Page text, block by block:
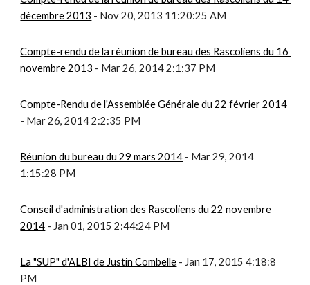
décembre 2013 - Nov 20, 2013 11:20:25 AM
Compte-rendu de la réunion de bureau des Rascoliens du 16
novembre 2013 - Mar 26, 2014 2:1:37 PM
Compte-Rendu de l'Assemblée Générale du 22 février 2014
- Mar 26, 2014 2:2:35 PM
Réunion du bureau du 29 mars 2014 - Mar 29, 2014
1:15:28 PM
Conseil d'administration des Rascoliens du 22 novembre
2014 - Jan 01, 2015 2:44:24 PM
La "SUP" d'ALBI de Justin Combelle - Jan 17, 2015 4:18:8
PM